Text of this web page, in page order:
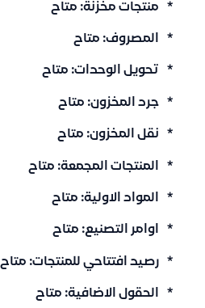
* منتجات مخزنة: متاح
* المصروف: متاح
* تحويل الوحدات: متاح
* جرد المخزون: متاح
* نقل المخزون: متاح
* المنتجات المجمعة: متاح
* المواد الاولية: متاح
* اوامر التصنيع: متاح
* رصيد افتتاحي للمنتجات: متاح
* الحقول الاضافية: متاح